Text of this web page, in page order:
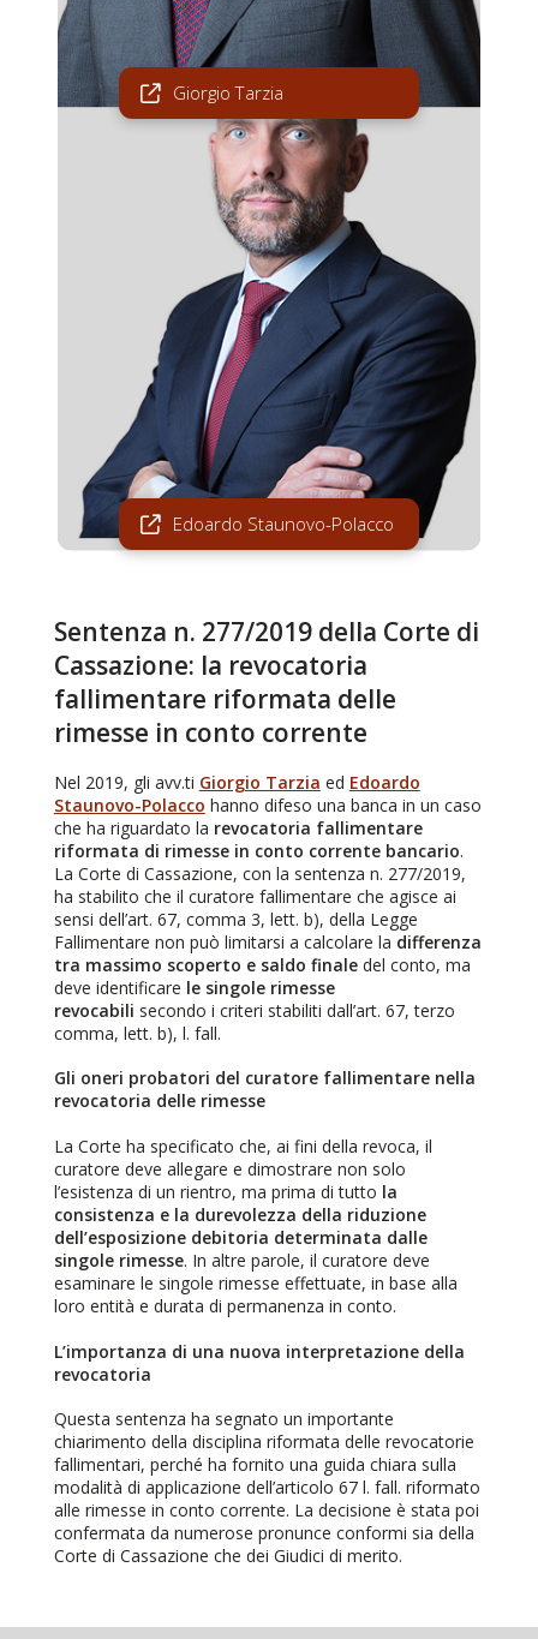
Giorgio Tarzia
Edoardo Staunovo-Polacco
Sentenza n. 277/2019 della Corte di
Cassazione: la revocatoria
fallimentare riformata delle
rimesse in conto corrente
Nel 2019, gli avv.ti Giorgio Tarzia ed Edoardo
Staunovo-Polacco hanno difeso una banca in un caso
che ha riguardato la revocatoria fallimentare
riformata di rimesse in conto corrente bancario.
La Corte di Cassazione, con la sentenza n. 277/2019,
ha stabilito che il curatore fallimentare che agisce ai
sensi dell’art. 67, comma 3, lett. b), della Legge
Fallimentare non può limitarsi a calcolare la differenza
tra massimo scoperto e saldo finale del conto, ma
deve identificare le singole rimesse
revocabili secondo i criteri stabiliti dall’art. 67, terzo
comma, lett. b), l. fall.
Gli oneri probatori del curatore fallimentare nella
revocatoria delle rimesse
La Corte ha specificato che, ai fini della revoca, il
curatore deve allegare e dimostrare non solo
l’esistenza di un rientro, ma prima di tutto la
consistenza e la durevolezza della riduzione
dell’esposizione debitoria determinata dalle
singole rimesse. In altre parole, il curatore deve
esaminare le singole rimesse effettuate, in base alla
loro entità e durata di permanenza in conto.
L’importanza di una nuova interpretazione della
revocatoria
Questa sentenza ha segnato un importante
chiarimento della disciplina riformata delle revocatorie
fallimentari, perché ha fornito una guida chiara sulla
modalità di applicazione dell’articolo 67 l. fall. riformato
alle rimesse in conto corrente. La decisione è stata poi
confermata da numerose pronunce conformi sia della
Corte di Cassazione che dei Giudici di merito.